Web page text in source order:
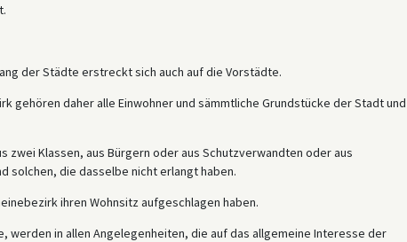
der Städte erstreckt sich auch auf die Vorstädte.
gehören daher alle Einwohner und sämmtliche Grundstücke der Stadt und
zwei Klassen, aus Bürgern oder aus Schutzverwandten oder aus
solchen, die dasselbe nicht erlangt haben.
ihren Wohnsitz aufgeschlagen haben.
werden in allen Angelegenheiten, die auf das allgemeine Interesse der